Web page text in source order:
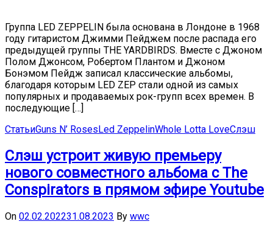
Группа LED ZEPPELIN была основана в Лондоне в 1968
году гитаристом Джимми Пейджем после распада его
предыдущей группы THE YARDBIRDS. Вместе с Джоном
Полом Джонсом, Робертом Плантом и Джоном
Бонэмом Пейдж записал классические альбомы,
благодаря которым LED ZEP стали одной из самых
популярных и продаваемых рок-групп всех времен. В
последующие […]
СтатьиGuns N’ Roses Led ZeppelinWhole Lotta LoveСлэш
Слэш устроит живую премьеру
нового совместного альбома с The
Conspirators в прямом эфире Youtube
On 02.02.202231.08.2023 By wwc